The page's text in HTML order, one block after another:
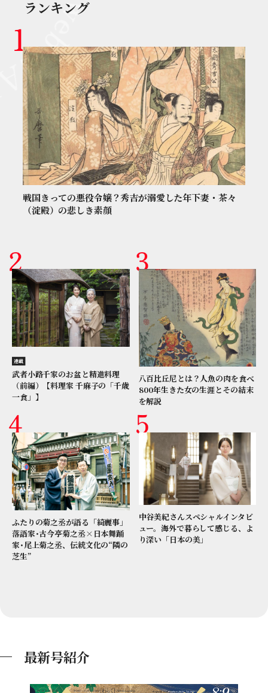
ランキング
戦国きっての悪役令嬢？秀吉が溺愛した年下妻・茶々
（淀殿）の悲しき素顔
連載
武者小路千家のお盆と精進料理
（前編）【料理家 千麻子の「千歳
一食」】
八百比丘尼とは？人魚の肉を食べ
800年生きた女の生涯とその結末
を解説
ふたりの菊之丞が語る「綺麗事」
落語家･古今亭菊之丞×日本舞踊
家･尾上菊之丞、伝統文化の“隣の
芝生”
中谷美紀さんスペシャルインタビ
ュー。海外で暮らして感じる、よ
り深い「日本の美」
最新号紹介